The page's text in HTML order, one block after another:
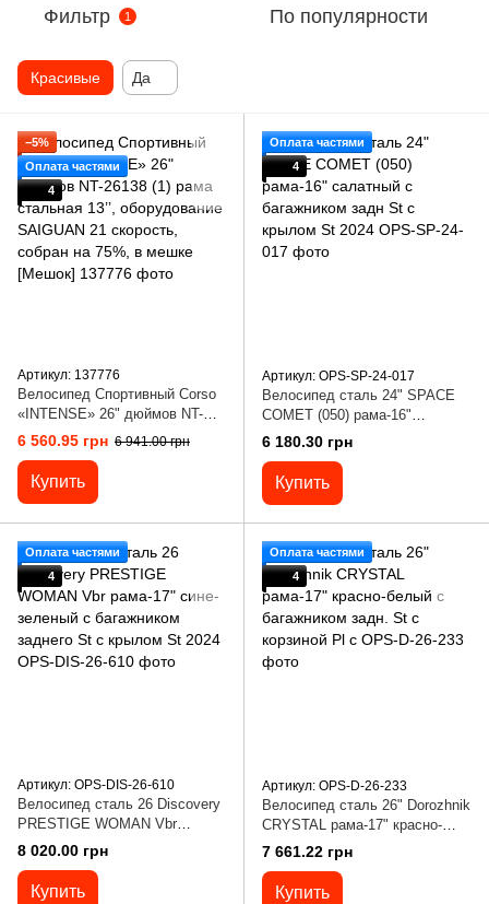
Фильтр 1 По популярности
Красивые Да
−5%
Оплата частями
4
Артикул: 137776
Велосипед Спортивный Corso
«INTENSE» 26" дюймов NT-
26138 (1) рама стальная 13’’,
оборудование SAIGUAN 21
скорость, собран на 75%, в
мешке [Мешок]
6 560.95 грн 6 941.00 грн
Купить
Оплата частями
4
Артикул: OPS-SP-24-017
Велосипед сталь 24" SPACE
COMET (050) рама-16"
салатный с багажником задн
St с крылом St 2024
6 180.30 грн
Купить
Оплата частями
4
Артикул: OPS-DIS-26-610
Велосипед сталь 26 Discovery
PRESTIGE WOMAN Vbr
рама-17" сине-зеленый с
багажником заднего St с
крылом St 2024
8 020.00 грн
Купить
Оплата частями
4
Артикул: OPS-D-26-233
Велосипед сталь 26" Dorozhnik
CRYSTAL рама-17" красно-
белый с багажником задн. St с
корзиной Pl с
7 661.22 грн
Купить